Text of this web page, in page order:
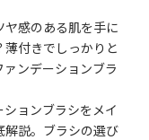
ヤ感のある肌を手に
付きでしっかりと
ンデーションブラ
ョンブラシをメイ
解説。ブラシの選び